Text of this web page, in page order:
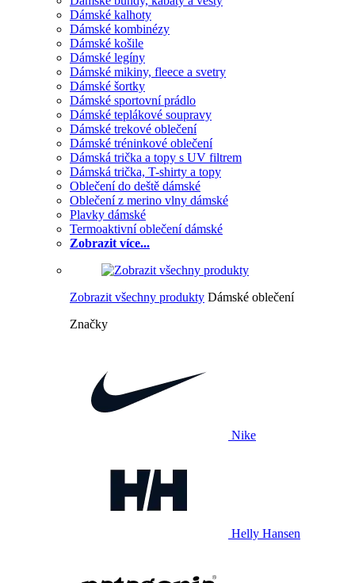
Dámské kalhoty
Dámské kombinézy
Dámské košile
Dámské legíny
Dámské mikiny, fleece a svetry
Dámské šortky
Dámské sportovní prádlo
Dámské teplákové soupravy
Dámské trekové oblečení
Dámské tréninkové oblečení
Dámská trička a topy s UV filtrem
Dámská trička, T-shirty a topy
Oblečení do deště dámské
Oblečení z merino vlny dámské
Plavky dámské
Termoaktivní oblečení dámské
Zobrazit více...
Zobrazit všechny produkty Dámské oblečení
Značky
Nike
Helly Hansen